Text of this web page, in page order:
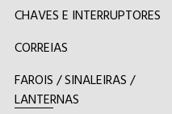
CHAVES E INTERRUPTORES
CORREIAS
FAROIS / SINALEIRAS /
LANTERNAS